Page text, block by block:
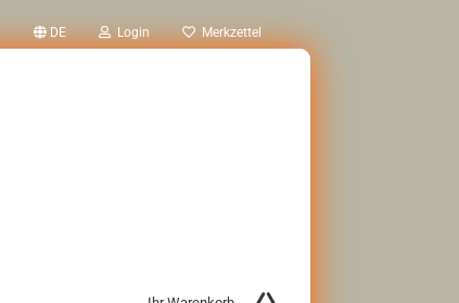
DE Login Merkzettel